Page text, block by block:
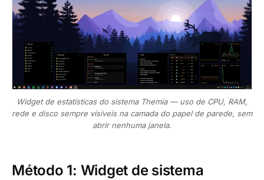
Widget de estatísticas do sistema Themia — uso de CPU, RAM,
rede e disco sempre visíveis na camada do papel de parede, sem
abrir nenhuma janela.
Método 1: Widget de sistema